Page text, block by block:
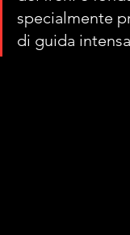
specialmente
di guida